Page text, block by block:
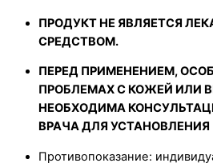
ПРОДУКТ НЕ ЯВЛЯЕТСЯ
СРЕДСТВОМ.
ПЕРЕД ПРИМЕНЕНИЕМ,
ПРОБЛЕМАХ С КОЖЕЙ ИЛИ
НЕОБХОДИМА
ВРАЧА ДЛЯ
Противопоказание: